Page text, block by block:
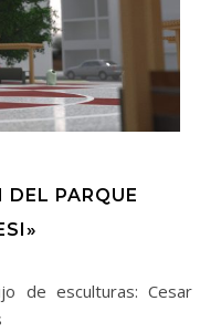
PARQUE
de esculturas: Cesar